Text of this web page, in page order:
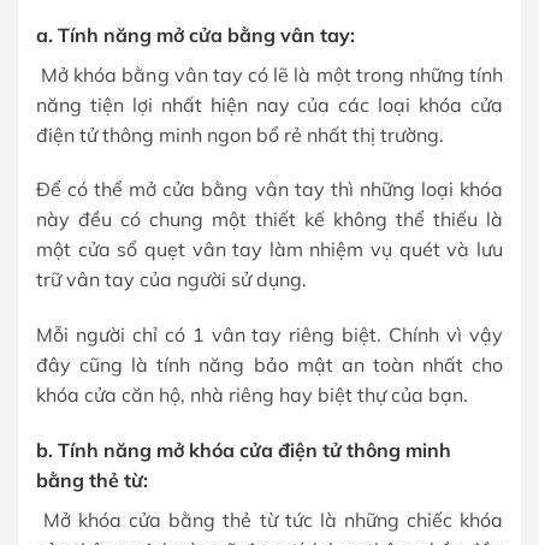
a. Tính năng mở cửa bằng vân tay:
Mở khóa bằng vân tay có lẽ là một trong những tính
năng tiện lợi nhất hiện nay của các loại khóa cửa
điện tử thông minh ngon bổ rẻ nhất thị trường.
Để có thể mở cửa bằng vân tay thì những loại khóa
này đều có chung một thiết kế không thể thiếu là
một cửa sổ quẹt vân tay làm nhiệm vụ quét và lưu
trữ vân tay của người sử dụng.
Mỗi người chỉ có 1 vân tay riêng biệt. Chính vì vậy
đây cũng là tính năng bảo mật an toàn nhất cho
khóa cửa căn hộ, nhà riêng hay biệt thự của bạn.
b. Tính năng mở khóa cửa điện tử thông minh
bằng thẻ từ:
Mở khóa cửa bằng thẻ từ tức là những chiếc khóa